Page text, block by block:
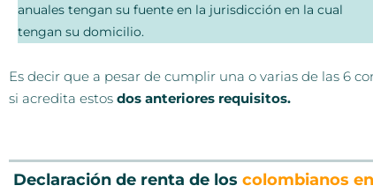
anuales tengan su fuente en la jurisdicción en la cual
tengan su domicilio.
Es decir que a pesar de cumplir una o varias de las 6
si acredita estos dos anteriores requisitos.
Declaración de renta de los colombianos